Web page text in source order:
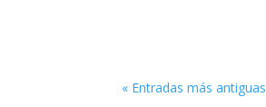
« Entradas más antiguas